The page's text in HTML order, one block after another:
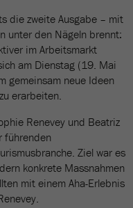
die zweite Ausgabe – mit
unter den Nägeln brennt:
im Arbeitsmarkt
am Dienstag (19. Mai
gemeinsam neue Ideen
erarbeiten.
Renevey und Beatriz
führenden
Ziel war es
konkrete Massnahmen
mit einem Aha-Erlebnis